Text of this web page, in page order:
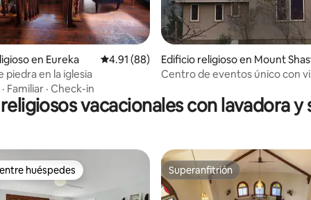
de 5, 16 reseñas
en Eureka Calificación promedio: 4.91 de 5, 88 reseñas
4.91 (88)
piedra en la iglesia
· Familiar · Check-in
Edificio religioso en Mount
Centro de eventos único con
vacacionales con lavadora y
huéspedes
huéspedes Superanfitrión
Superanfitrión